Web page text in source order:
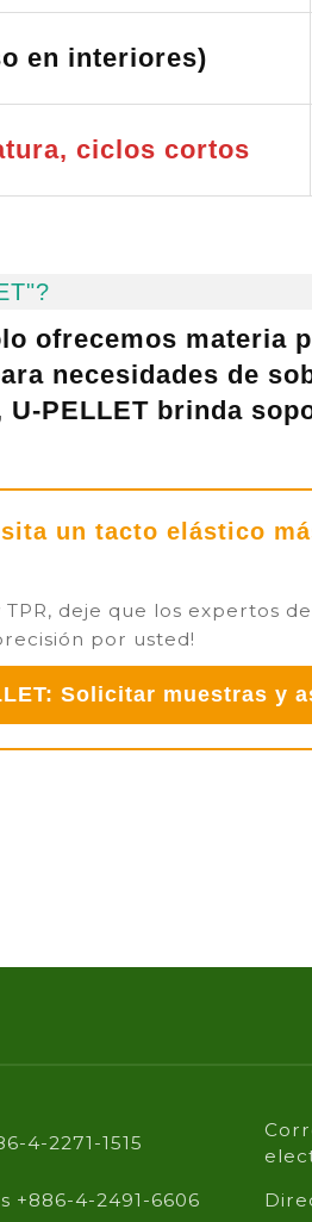
en interiores)
ciclos cortos
ofrecemos materia
necesidades de
PELLET brinda
un tacto elástico
deje que los expertos
por usted!
Solicitar muestras y
4-2271-1515
+886-4-2491-6606